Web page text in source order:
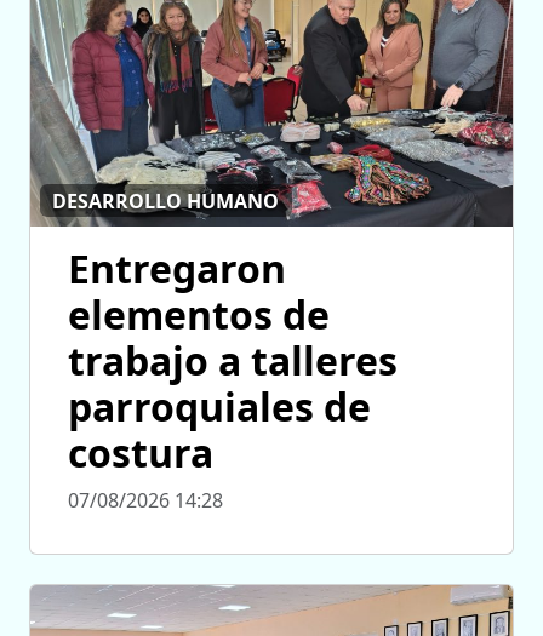
DESARROLLO HUMANO
Entregaron
elementos de
trabajo a talleres
parroquiales de
costura
07/08/2026 14:28